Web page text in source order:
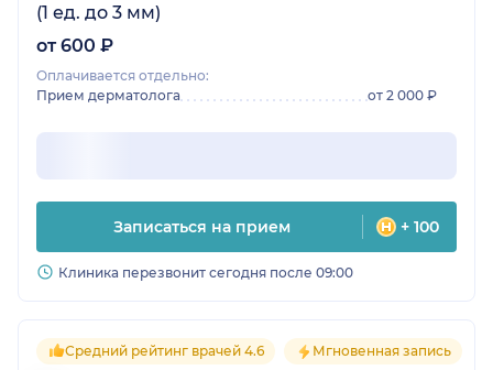
(1 ед. до 3 мм)
от 600 ₽
Оплачивается отдельно:
Прием дерматолога
от 2 000 ₽
Записаться на прием + 100
Клиника перезвонит сегодня после 09:00
Средний рейтинг врачей 4.6 Мгновенная запись